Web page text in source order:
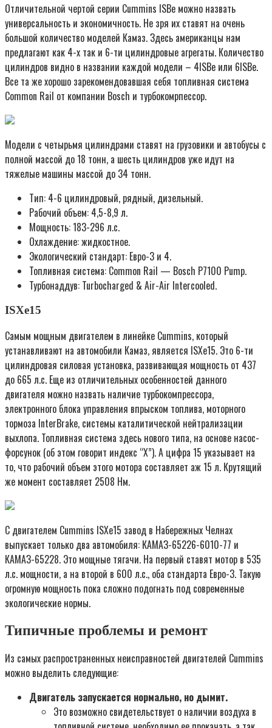
Отличительной чертой серии Cummins ISBe можно назвать
универсальность и экономичность. Не зря их ставят на очень
большой количество моделей Камаз. Здесь американцы нам
предлагают как 4-х так и 6-ти цилиндровые агрегаты. Количество
цилиндров видно в названии каждой модели – 4ISBe или 6ISBe.
Все та же хорошо зарекомендовавшая себя топливная система
Common Rail от компании Bosch и турбокомрпессор.
Модели с четырьмя цилиндрами ставят на грузовики и автобусы с
полной массой до 18 тонн, а шесть цилиндров уже идут на
тяжелые машины массой до 34 тонн.
Тип: 4-6 цилиндровый, рядный, дизельный.
Рабочий объем: 4,5-8,9 л.
Мощность: 183-296 л.с.
Охлаждение: жидкостное.
Экологический стандарт: Евро-3 и 4.
Топливная система: Common Rail — Bosch P7100 Pump.
Турбонаддув: Turbocharged & Air-Air Intercooled.
ISXe15
Самым мощным двигателем в линейке Cummins, который
устанавливают на автомобили Камаз, является ISXe15. Это 6-ти
цилиндровая силовая установка, развивающая мощность от 437
до 665 л.с. Еще из отличительных особенностей данного
двигателя можно назвать наличие турбокомпрессора,
электронного блока управления впрыском топлива, моторного
тормоза InterBrake, системы каталитической нейтрализации
выхлопа. Топливная система здесь нового типа, на основе насос-
форсунок (об этом говорит индекс “X”). А цифра 15 указывает на
то, что рабочий объем этого мотора составляет аж 15 л. Крутящий
же момент составляет 2508 Нм.
С двигателем Cummins ISXe15 завод в Набережных Челнах
выпускает только два автомобиля: КАМАЗ-65226-6010-77 и
КАМАЗ-65228. Это мощные тягачи. На первый ставят мотор в 535
л.с. мощности, а на второй в 600 л.с., оба стандарта Евро-3. Такую
огромную мощность пока сложно подогнать под современные
экологические нормы.
Типичные проблемы и ремонт
Из самых распространенных неисправностей двигателей Cummins
можно выделить следующие:
Двигатель запускается нормально, но дымит.
Это возможно свидетельствует о наличии воздуха в